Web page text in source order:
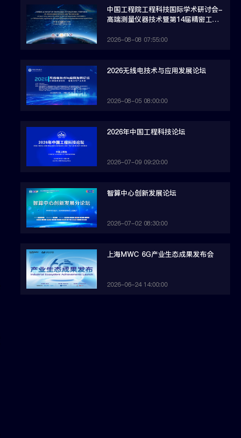
中国工程院工程科技国际学术研讨会-
高端测量仪器技术暨第14届精密工程
ISPEMI 2026）
2026-08-08 07:55:00
2026无线电技术与应用发展论坛
2026-08-05 08:00:00
2026年中国工程科技论坛
2026-07-09 09:20:00
智算中心创新发展论坛
2026-07-02 08:30:00
上海MWC 6G产业生态成果发布会
2026-06-24 14:00:00